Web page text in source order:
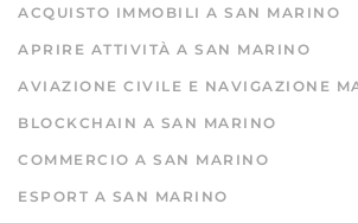
ACQUISTO IMMOBILI A SAN MARINO
APRIRE ATTIVITÀ A SAN MARINO
AVIAZIONE CIVILE E NAVIGAZIONE
BLOCKCHAIN A SAN MARINO
COMMERCIO A SAN MARINO
ESPORT A SAN MARINO